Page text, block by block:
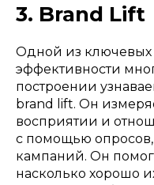
3. Brand Lift
Одной из ключевых
эффективности
построении
brand lift. Он
восприятии и
с помощью
кампаний. Он
насколько хорошо